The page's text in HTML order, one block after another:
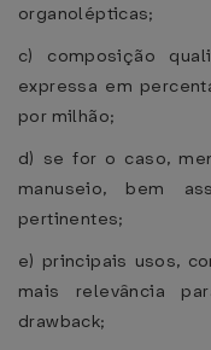
organolépticas;
c) composição
expressa em
por milhão;
d) se for o caso,
manuseio, bem
pertinentes;
e) principais usos,
mais relevância
drawback;